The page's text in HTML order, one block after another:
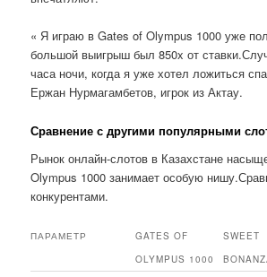
« Я играю в Gates of Olympus 1000 уже
большой выигрыш был 850x от
часа ночи, когда я уже хотел ложиться
Ержан Нурмагамбетов, игрок из Актау.
Сравнение с другими популярными
Рынок онлайн-слотов в Казахстане
Olympus 1000 занимает особую
конкурентами.
ПАРАМЕТР
GATES OF
OLYMPUS 1000
SWEET